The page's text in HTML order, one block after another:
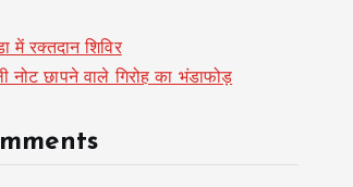
में रक्तदान शिविर
नोट छापने वाले गिरोह का भंडाफोड़